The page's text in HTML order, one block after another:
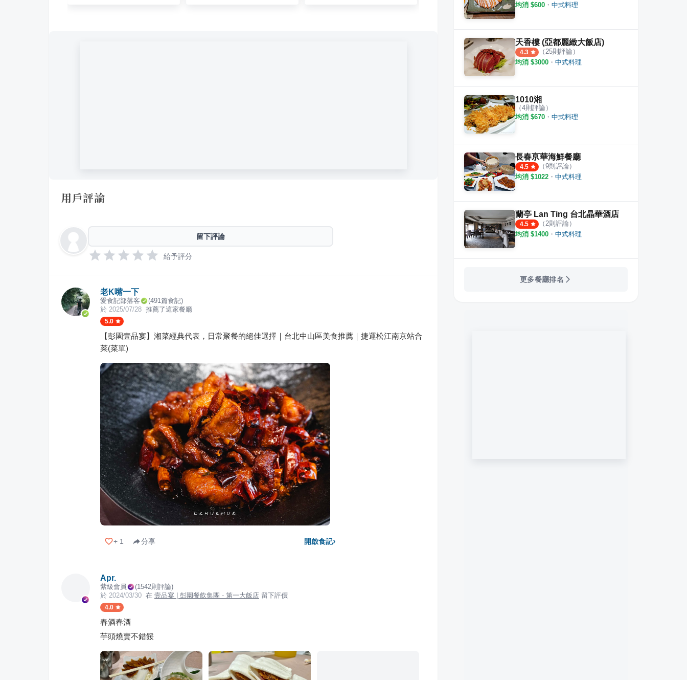
用戶評論
留下評論
給予評分
老K嘴一下
愛食記部落客 (491 篇食記)
於 2025/07/28 推薦了這家餐廳
5.0
【彭園壹品宴】湘菜經典代表，日常聚餐的絕佳選擇｜台北中山區美食推薦｜捷運松江南京站合
菜(菜單)
+ 1 分享 開啟食記›
Apr.
紫級會員 (1542則評論)
於 2024/03/30 在 壹品宴 | 彭園餐飲集團 - 第一大飯店 留下評價
4.0
春酒春酒
芋頭燒賣不錯餒
均消 $600 ・ 中式料理
天香樓 (亞都麗緻大飯店)
4.3 （25則評論）
均消 $3000 ・ 中式料理
1010湘
（4則評論）
均消 $670 ・ 中式料理
長春亰華海鮮餐廳
4.5 （9則評論）
均消 $1022 ・ 中式料理
蘭亭 Lan Ting 台北晶華酒店
4.5 （2則評論）
均消 $1400 ・ 中式料理
更多餐廳排名